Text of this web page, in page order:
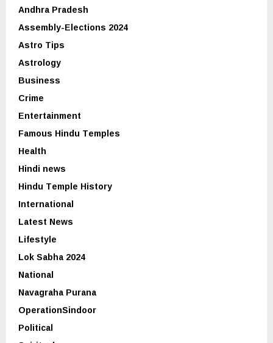
Andhra Pradesh
Assembly-Elections 2024
Astro Tips
Astrology
Business
Crime
Entertainment
Famous Hindu Temples
Health
Hindi news
Hindu Temple History
International
Latest News
Lifestyle
Lok Sabha 2024
National
Navagraha Purana
OperationSindoor
Political